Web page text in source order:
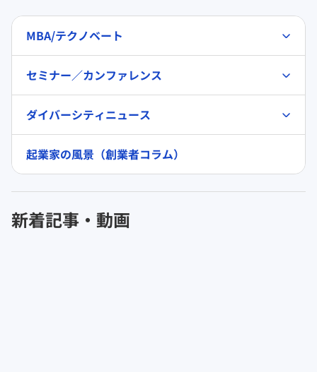
MBA/テクノベート
セミナー／カンファレンス
ダイバーシティニュース
起業家の風景（創業者コラム）
新着記事・動画